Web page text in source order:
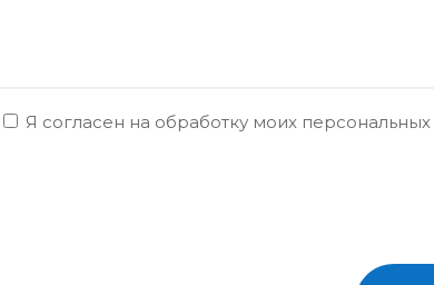
Я согласен на обработку моих